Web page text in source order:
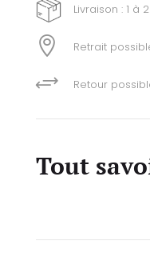
Livraison : 1 à
 Retrait
+ Retour
Tout